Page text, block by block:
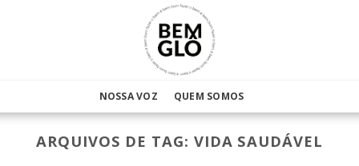
NOSSA VOZ QUEM SOMOS
ARQUIVOS DE TAG: VIDA SAUDÁVEL